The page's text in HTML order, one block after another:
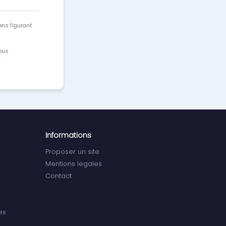
figurant
Informations
Proposer un site
Mentions legales
Contact